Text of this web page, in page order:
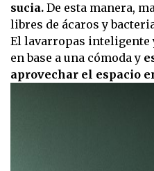
sucia. De esta manera,
libres de ácaros y
El lavarropas inteligente
en base a una cómoda y
aprovechar el espacio